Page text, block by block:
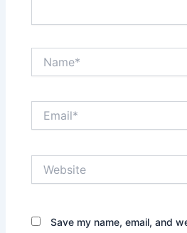
Save my name, email, and